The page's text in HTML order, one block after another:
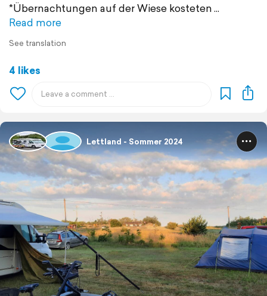
*Übernachtungen auf der Wiese kosteten
Read more
See translation
4 likes
Lettland - Sommer 2024